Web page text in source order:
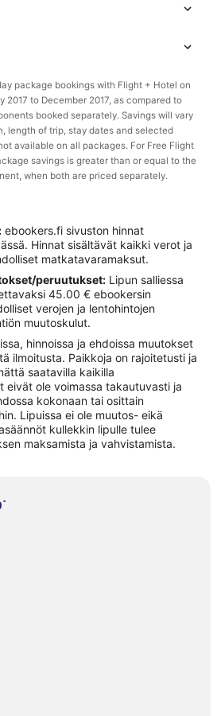
package bookings with Flight + Hotel on
2017 to December 2017, as compared to
booked separately. Savings will vary
length of trip, stay dates and selected
available on all packages. For Free Flight
savings is greater than or equal to the
when both are priced separately.
ebookers.fi sivuston hinnat
Hinnat sisältävät kaikki verot ja
matkatavaramaksut.
peruutukset: Lipun salliessa
45.00 € ebookersin
verojen ja lentohintojen
muutoskulut.
hinnoissa ja ehdoissa muutokset
ilmoitusta. Paikkoja on rajoitetusti ja
saatavilla kaikilla
eivät ole voimassa takautuvasti ja
kokonaan tai osittain
Lipuissa ei ole muutos- eikä
kullekkin lipulle tulee
maksamista ja vahvistamista.